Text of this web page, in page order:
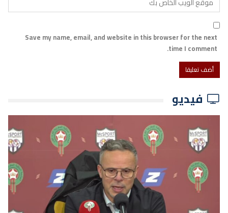
Save my name, email, and website in this browser for the next
time I comment.
فيديو